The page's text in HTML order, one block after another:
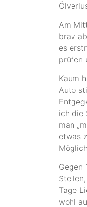
Am
brav
es
prüfen
Kaum
Auto
ich die
man
etwas
Gegen
Tage
wohl